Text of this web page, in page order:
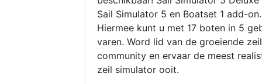
Sail Simulator 5 en Boatset 1 add-on.
Hiermee kunt u met 17 boten in 5
varen. Word lid van de groeiende zeil
community en ervaar de meest
zeil simulator ooit.